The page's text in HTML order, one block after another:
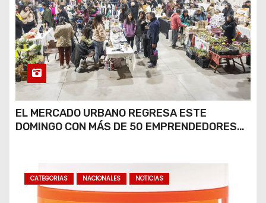
EL MERCADO URBANO REGRESA ESTE
DOMINGO CON MÁS DE 50 EMPRENDEDORES
CATEGORIAS NACIONALES NOTICIAS